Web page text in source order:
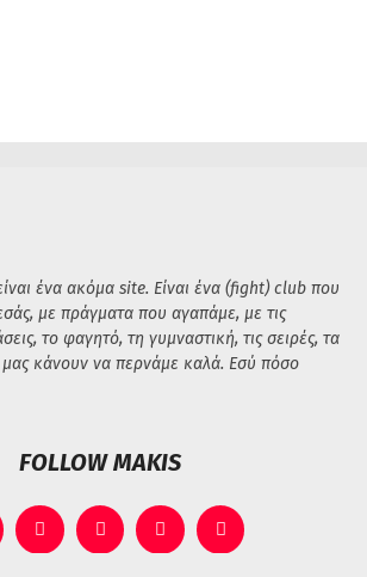
ένα ακόμα site. Είναι ένα (fight) club που
με πράγματα που αγαπάμε, με τις
το φαγητό, τη γυμναστική, τις σειρές, τα
μας κάνουν να περνάμε καλά. Εσύ πόσο
FOLLOW MAKIS